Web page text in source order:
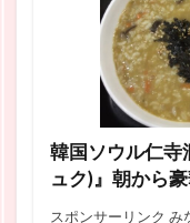
韓国ソウル仁寺
ュク)』朝から
スポンサーリンク み